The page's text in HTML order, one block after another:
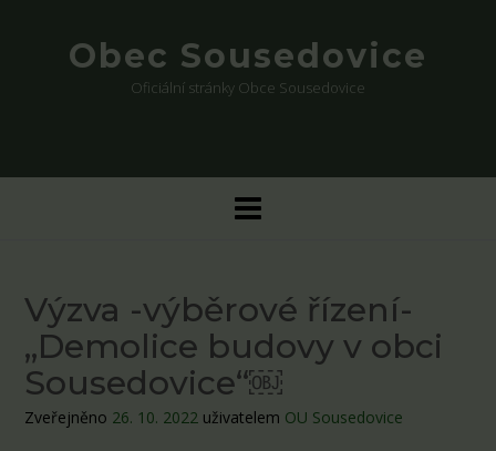
Obec Sousedovice
Oficiální stránky Obce Sousedovice
Výzva -výběrové řízení-
„Demolice budovy v obci
Sousedovice“￼
Zveřejněno 26. 10. 2022 uživatelem OU Sousedovice